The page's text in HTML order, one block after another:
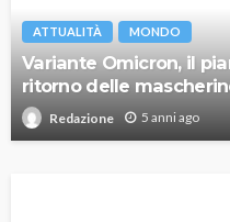
ATTUALITÀ MONDO
Variante Omicron, il
ritorno delle
Redazione 5 anni ago